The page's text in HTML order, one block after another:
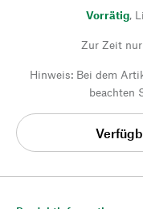
Vorrätig,
Zur Zeit
Hinweis: Bei dem
beachten